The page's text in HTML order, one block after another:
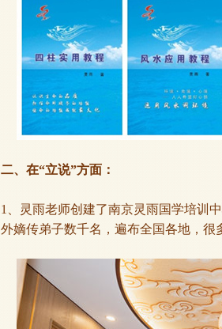
二、在“立说”方面：
1、灵雨老师创建了南京灵雨国学培训
外嫡传弟子数千名，遍布全国各地，很